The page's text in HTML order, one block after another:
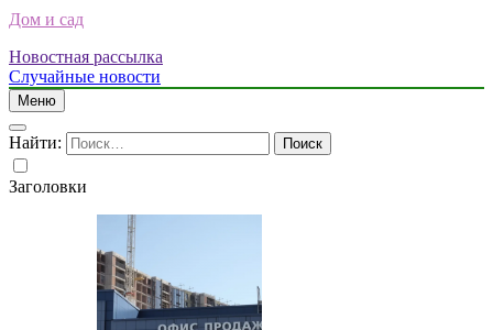
Дом и сад
Новостная рассылка
Случайные новости
Меню
Найти:
Заголовки